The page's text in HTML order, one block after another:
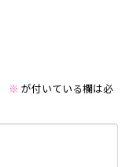
※ が付いている欄は必